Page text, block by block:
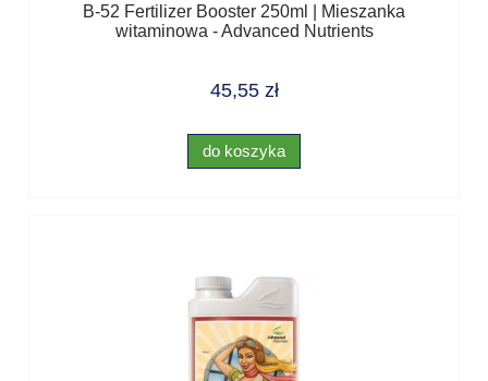
B-52 Fertilizer Booster 250ml | Mieszanka
witaminowa - Advanced Nutrients
45,55 zł
do koszyka